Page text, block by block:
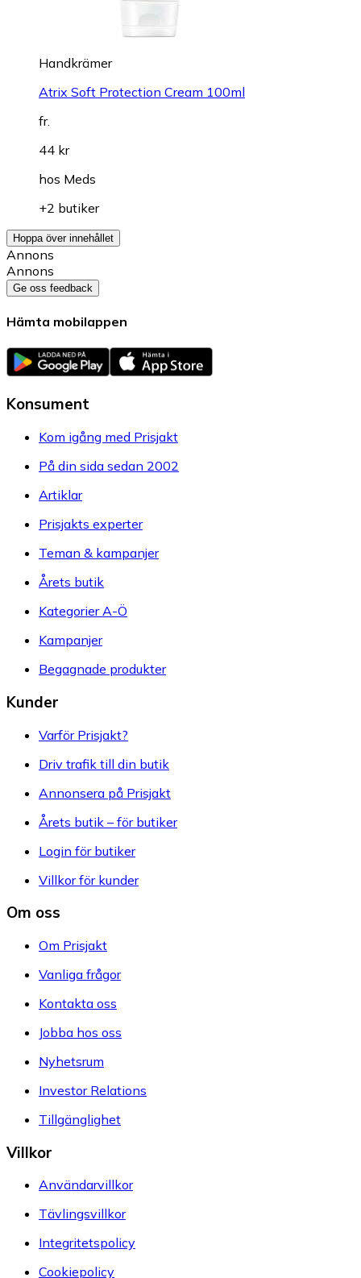
Handkrämer
Atrix Soft Protection Cream 100ml
fr.
44 kr
hos Meds
+2 butiker
Hoppa över innehållet
Annons
Annons
Ge oss feedback
Hämta mobilappen
Konsument
Kom igång med Prisjakt
På din sida sedan 2002
Artiklar
Prisjakts experter
Teman & kampanjer
Årets butik
Kategorier A-Ö
Kampanjer
Begagnade produkter
Kunder
Varför Prisjakt?
Driv trafik till din butik
Annonsera på Prisjakt
Årets butik – för butiker
Login för butiker
Villkor för kunder
Om oss
Om Prisjakt
Vanliga frågor
Kontakta oss
Jobba hos oss
Nyhetsrum
Investor Relations
Tillgänglighet
Villkor
Användarvillkor
Tävlingsvillkor
Integritetspolicy
Cookiepolicy